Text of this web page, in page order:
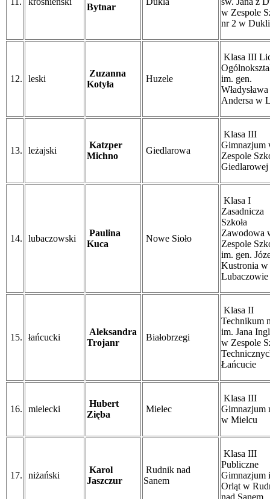
Bytnar
w Zespole
nr 2 w Dukli
12. leski
Zuzanna
Kotyła
Huzele
Klasa III
im. gen.
Władysława
Andersa w
13. leżajski
Katzper
Michno
Giedlarowa
Klasa III
Gimnazjum
Zespole
Giedlarowej
14. lubaczowski
Paulina
Kuca
Nowe Sioło
Klasa I
Zasadnicza
Szkoła
Zawodowa
Zespole
im. gen.
Kustronia w
Lubaczowie
15. łańcucki
Aleksandra
Trojanr
Białobrzegi
Klasa II
Technikum
im. Jana
w Zespole
Łańcucie
16. mielecki
Hubert
Zięba
Mielec
Klasa III
Gimnazjum
w Mielcu
17. niżański
Karol
Jaszczur
Rudnik nad
Sanem
Klasa III
Publiczne
Gimnazjum
Orląt w
nad Sanem